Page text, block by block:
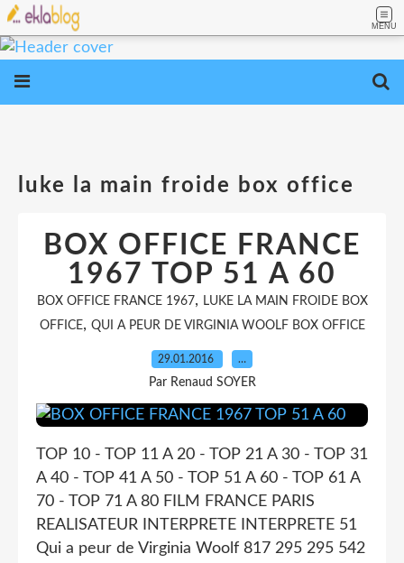
MENU
luke la main froide box office
BOX OFFICE FRANCE
1967 TOP 51 A 60
BOX OFFICE FRANCE 1967, LUKE LA MAIN FROIDE BOX
OFFICE, QUI A PEUR DE VIRGINIA WOOLF BOX OFFICE
29.01.2016 …
Par Renaud SOYER
TOP 10 - TOP 11 A 20 - TOP 21 A 30 - TOP 31
A 40 - TOP 41 A 50 - TOP 51 A 60 - TOP 61 A
70 - TOP 71 A 80 FILM FRANCE PARIS
REALISATEUR INTERPRETE INTERPRETE 51
Qui a peur de Virginia Woolf 817 295 295 542